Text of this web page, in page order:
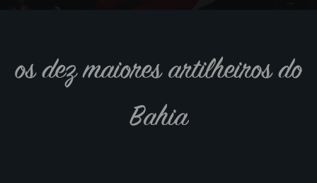
os dez maiores artilheiros do
Bahia